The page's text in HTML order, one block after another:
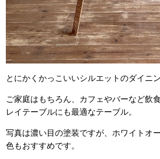
とにかくかっこいいシルエットのダイニ
ご家庭はもちろん、カフェやバーなど飲
レイテーブルにも最適なテーブル。
写真は濃い目の塗装ですが、ホワイトオ
色もおすすめです。